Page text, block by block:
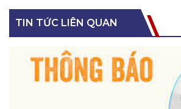
TIN TỨC LIÊN QUAN